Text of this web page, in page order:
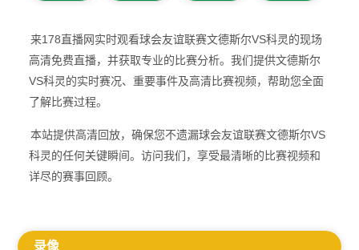
来178直播网实时观看球会友谊联赛文德斯尔VS科灵的现场
高清免费直播，并获取专业的比赛分析。我们提供文德斯尔
VS科灵的实时赛况、重要事件及高清比赛视频，帮助您全面
了解比赛过程。
本站提供高清回放，确保您不遗漏球会友谊联赛文德斯尔VS
科灵的任何关键瞬间。访问我们，享受最清晰的比赛视频和
详尽的赛事回顾。
录像